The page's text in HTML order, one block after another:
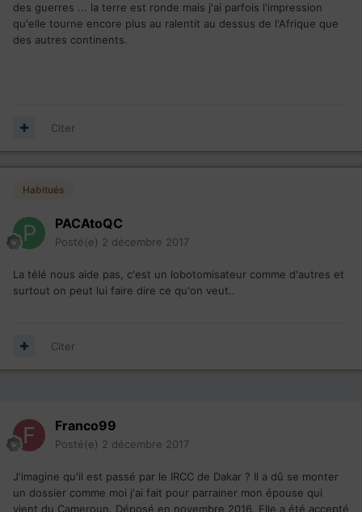
des guerres ... la terre est ronde mais j'ai parfois l'impression
qu'elle tourne encore plus au ralentit au dessus de l'Afrique que
des autres continents.
Citer
Habitués
PACAtoQC
Posté(e) 2 décembre 2017
La télé nous aide pas, c'est un lobotomisateur comme d'autres et
surtout on peut lui faire dire ce qu'on veut..
Citer
Franco99
Posté(e) 2 décembre 2017
J'imagine qu'il est passé par le IRCC de Dakar ? Il a dû se monter
un dossier comme moi j'ai fait pour parrainer mon épouse qui
vient du Cameroun. Déposé en novembre 2016. Elle a été accepté